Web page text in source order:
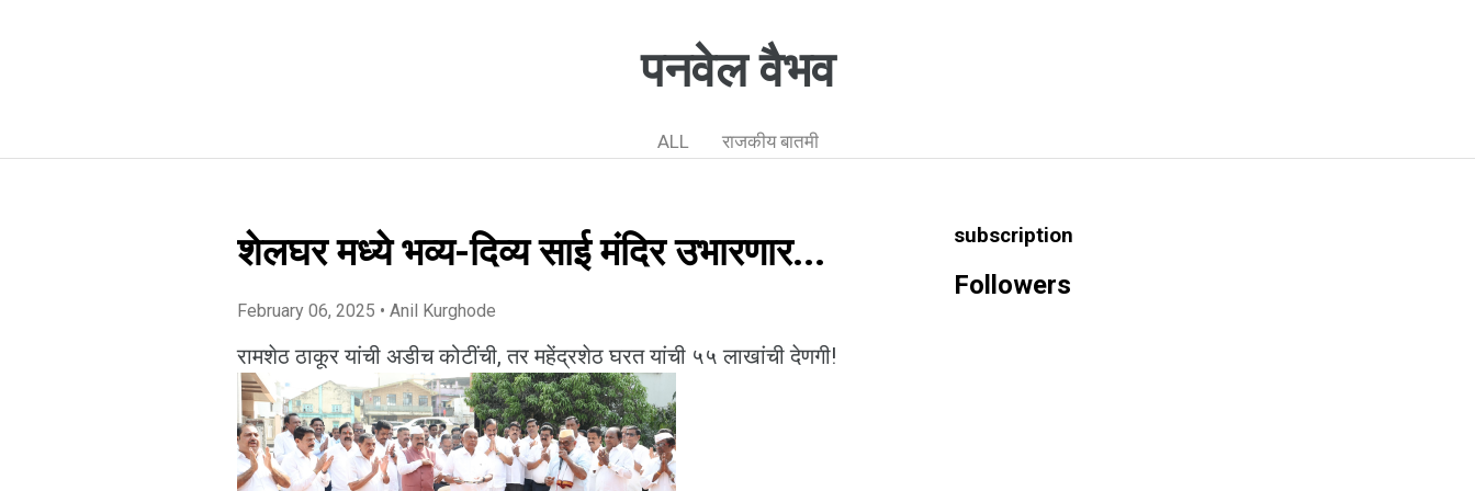
पनवेल वैभव
ALL राजकीय बातमी
शेलघर मध्ये भव्य-दिव्य साई मंदिर उभारणार...
February 06, 2025 • Anil Kurghode
रामशेठ ठाकूर यांची अडीच कोटींची, तर महेंद्रशेठ घरत यांची ५५ लाखांची देणगी!
subscription
Followers